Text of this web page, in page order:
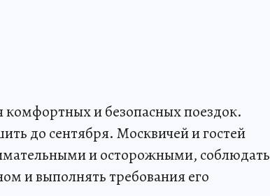
комфортных и безопасных поездок.
до сентября. Москвичей и гостей
и осторожными, соблюдать
и выполнять требования его